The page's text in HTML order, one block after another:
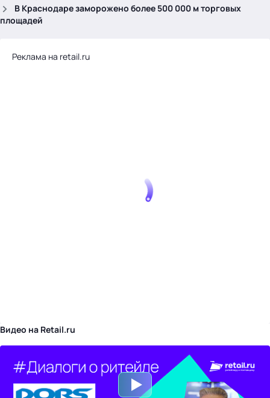
В Краснодаре заморожено более 500 000 м торговых
площадей
Реклама на retail.ru
Видео на Retail.ru